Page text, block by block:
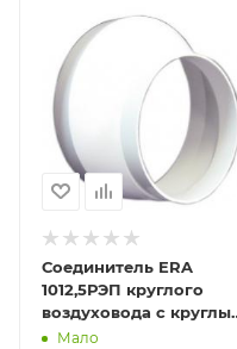
Отправим
08.08.2026
В наличии в пункте
самовывоза
Да
Соединитель ERA
1012,5РЭП круглого
воздуховода с
D100/120
Мало